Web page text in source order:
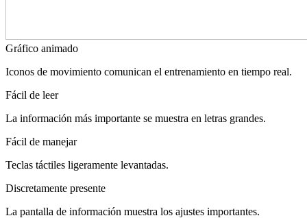
Gráfico animado
Iconos de movimiento comunican el entrenamiento en tiempo real.
Fácil de leer
La información más importante se muestra en letras grandes.
Fácil de manejar
Teclas táctiles ligeramente levantadas.
Discretamente presente
La pantalla de información muestra los ajustes importantes.